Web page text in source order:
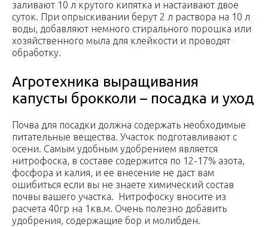
заливают 10 л крутого кипятка и настаивают двое
суток. При опрыскивании берут 2 л раствора на 10 л
воды, добавляют немного стирального порошка или
хозяйственного мыла для клейкости и проводят
обработку.
Агротехника выращивания
капусты брокколи – посадка и уход
Почва для посадки должна содержать необходимые
питательные вещества. Участок подготавливают с
осени. Самым удобным удобрением является
нитрофоска, в составе содержится по 12-17% азота,
фосфора и калия, и ее внесение не даст вам
ошибиться если вы не знаете химический состав
почвы вашего участка. Нитрофоску вносите из
расчета 40гр на 1кв.м. Очень полезно добавить
удобрения, содержащие бор и молибден.